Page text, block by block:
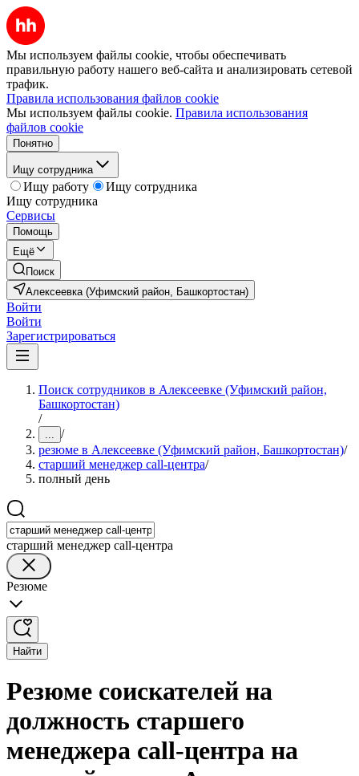
Мы используем файлы cookie, чтобы обеспечивать
правильную работу нашего веб-сайта и анализировать сетевой
трафик.
Правила использования файлов cookie
Мы используем файлы cookie. Правила использования
файлов cookie
Понятно
Ищу сотрудника
Ищу работу
Ищу сотрудника
Ищу сотрудника
Сервисы
Помощь
Ещё
Поиск
Алексеевка (Уфимский район, Башкортостан)
Войти
Войти
Зарегистрироваться
Поиск сотрудников в Алексеевке (Уфимский район,
Башкортостан)
/
... /
резюме в Алексеевке (Уфимский район, Башкортостан)/
старший менеджер call-центра/
полный день
старший менеджер call-центра
Резюме
Найти
Резюме соискателей на
должность старшего
менеджера call-центра на